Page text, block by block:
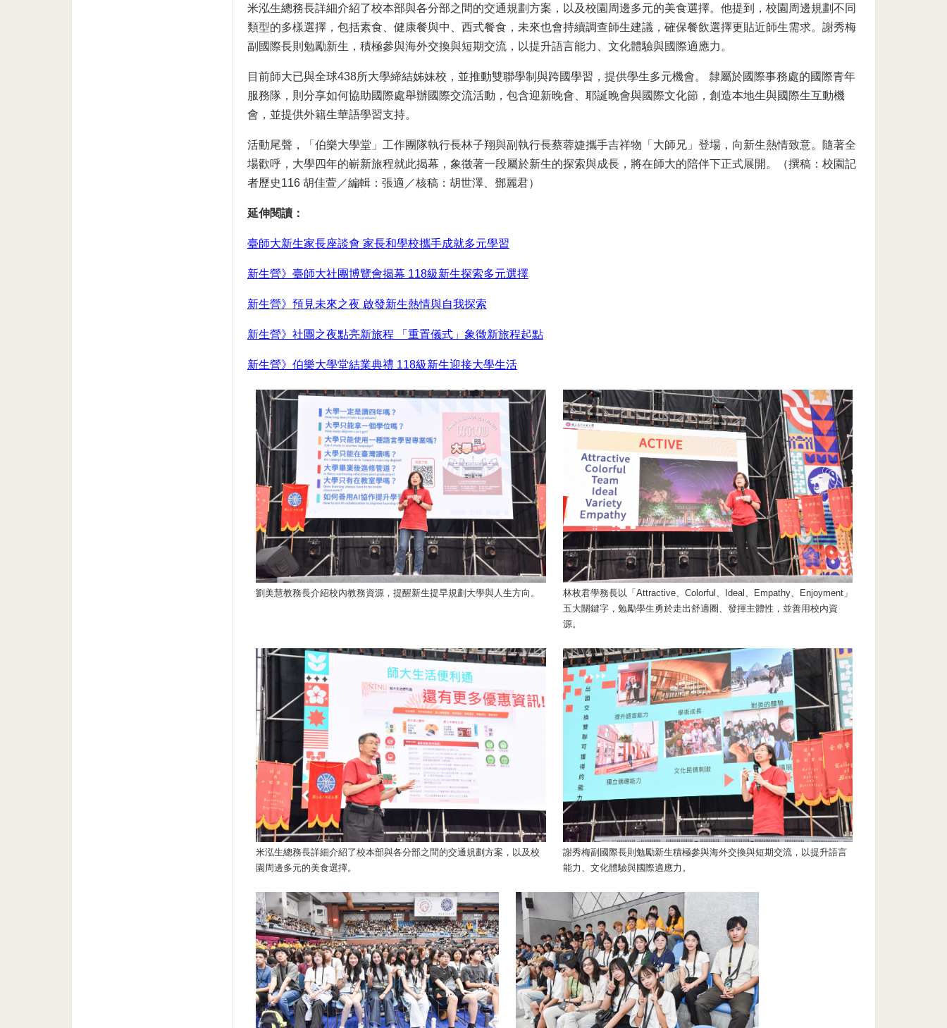
米泓生總務長詳細介紹了校本部與各分部之間的交通規劃方案，以及校園周邊多元的美食選擇。他提到，校園周邊規劃不同
類型的多樣選擇，包括素食、健康餐與中、西式餐食，未來也會持續調查師生建議，確保餐飲選擇更貼近師生需求。謝秀梅
副國際長則勉勵新生，積極參與海外交換與短期交流，以提升語言能力、文化體驗與國際適應力。
目前師大已與全球438所大學締結姊妹校，並推動雙聯學制與跨國學習，提供學生多元機會。 隸屬於國際事務處的國際青年
服務隊，則分享如何協助國際處舉辦國際交流活動，包含迎新晚會、耶誕晚會與國際文化節，創造本地生與國際生互動機
會，並提供外籍生華語學習支持。
活動尾聲，「伯樂大學堂」工作團隊執行長林子翔與副執行長蔡蓉婕攜手吉祥物「大師兄」登場，向新生熱情致意。隨著全
場歡呼，大學四年的嶄新旅程就此揭幕，象徵著一段屬於新生的探索與成長，將在師大的陪伴下正式展開。（撰稿：校園記
者歷史116 胡佳萱／編輯：張適／核稿：胡世澤、鄧麗君）
延伸閱讀：
臺師大新生家長座談會 家長和學校攜手成就多元學習
新生營》臺師大社團博覽會揭幕 118級新生探索多元選擇
新生營》預見未來之夜 啟發新生熱情與自我探索
新生營》社團之夜點亮新旅程 「重置儀式」象徵新旅程起點
新生營》伯樂大學堂結業典禮 118級新生迎接大學生活
劉美慧教務長介紹校內教務資源，提醒新生提早規劃大學與人生方向。
林枚君學務長以「Attractive、Colorful、Ideal、Empathy、Enjoyment」
五大關鍵字，勉勵學生勇於走出舒適圈、發揮主體性，並善用校內資
源。
米泓生總務長詳細介紹了校本部與各分部之間的交通規劃方案，以及校
園周邊多元的美食選擇。
謝秀梅副國際長則勉勵新生積極參與海外交換與短期交流，以提升語言
能力、文化體驗與國際適應力。